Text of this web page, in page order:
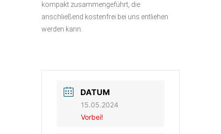
kompakt zusammengeführt, die
anschließend kostenfrei bei uns entliehen
werden kann.
DATUM
15.05.2024
Vorbei!